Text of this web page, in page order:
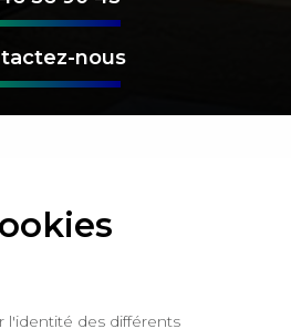
nous
l'identité des différents